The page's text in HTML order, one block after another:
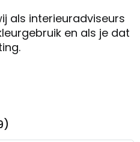
als interieuradviseurs
en als je dat